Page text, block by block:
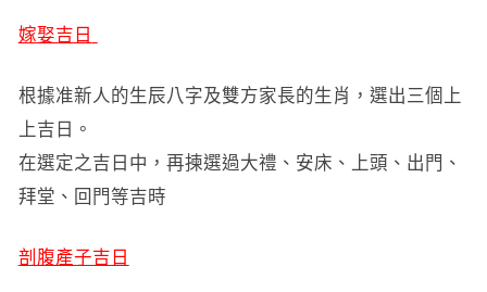
嫁娶吉日
根據准新人的生辰八字及雙方家長的生肖，選出三個上
上吉日。
在選定之吉日中，再揀選過大禮、安床、上頭、出門、
拜堂、回門等吉時
剖腹產子吉日